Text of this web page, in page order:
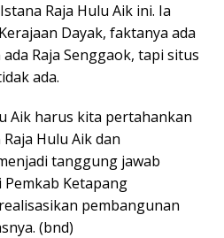
Raja Hulu Aik ini. Ia
Dayak, faktanya ada
Raja Senggaok, tapi situs
ada.
Aik harus kita pertahankan
Hulu Aik dan
tanggung jawab
Pemkab Ketapang
pembangunan
(bnd)